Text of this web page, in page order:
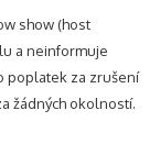
show (host
a neinformuje
poplatek za zrušení
žádných okolností.